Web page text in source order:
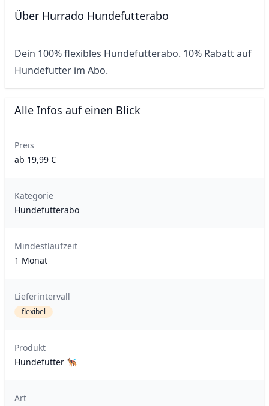
Über Hurrado Hundefutterabo
Dein 100% flexibles Hundefutterabo. 10% Rabatt auf
Hundefutter im Abo.
Alle Infos auf einen Blick
Preis
ab 19,99 €
Kategorie
Hundefutterabo
Mindestlaufzeit
1 Monat
Lieferintervall
flexibel
Produkt
Hundefutter 🐕‍🦺
Art